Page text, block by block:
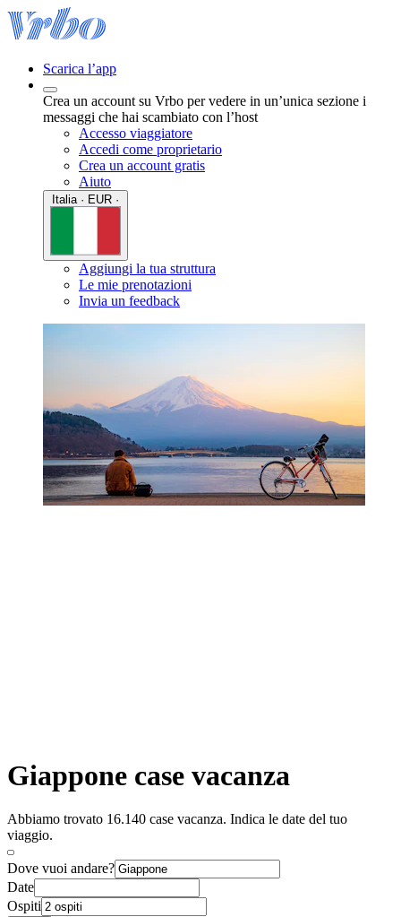
Scarica l’app
Crea un account su Vrbo per vedere in un’unica sezione i
messaggi che hai scambiato con l’host
Accesso viaggiatore
Accedi come proprietario
Crea un account gratis
Aiuto
Aggiungi la tua struttura
Le mie prenotazioni
Invia un feedback
Giappone case vacanza
Abbiamo trovato 16.140 case vacanza. Indica le date del tuo
viaggio.
Dove vuoi andare?
Date
Ospiti